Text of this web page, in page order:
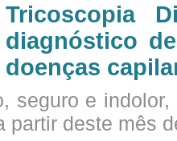
Tricoscopia
diagnóstico
doenças
seguro e
partir deste mês